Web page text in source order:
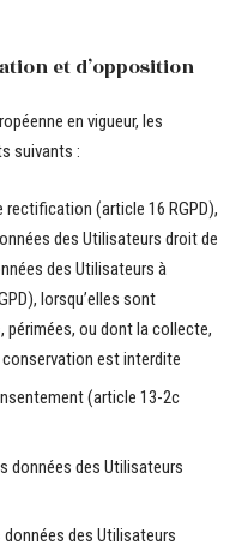
et d’opposition
en vigueur, les
suivants :
rectification (article 16 RGPD),
des Utilisateurs droit de
des Utilisateurs à
lorsqu’elles sont
ou dont la collecte,
est interdite
(article 13-2c
données des Utilisateurs
des Utilisateurs